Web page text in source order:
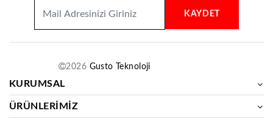
KAYDET
2026 Gusto Teknoloji
KURUMSAL
ÜRÜNLERİMİZ